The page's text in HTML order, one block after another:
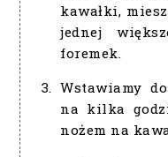
kawałki,
jednej
foremek.
Wstawiamy
na kilka
nożem na